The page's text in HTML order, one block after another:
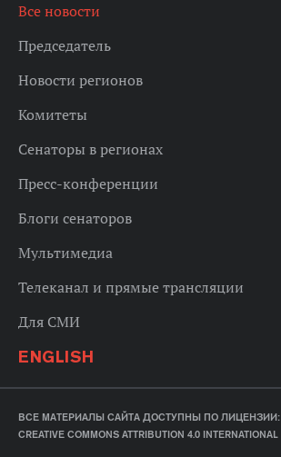
Все новости
Председатель
Новости регионов
Комитеты
Сенаторы в регионах
Пресс-конференции
Блоги сенаторов
Мультимедиа
Телеканал и прямые трансляции
Для СМИ
ENGLISH
ВСЕ МАТЕРИАЛЫ САЙТА ДОСТУПНЫ ПО ЛИЦЕНЗИИ:
CREATIVE COMMONS ATTRIBUTION 4.0 INTERNATIONAL